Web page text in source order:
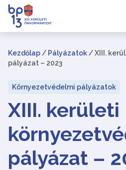
Kezdőlap / Pályázatok /XIII.
pályázat – 2023
Környezetvédelmi pályázatok
XIII. kerületi
pályázat –